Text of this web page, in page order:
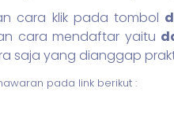
cara klik pada tombol
cara mendaftar yaitu
saja yang dianggap
pada link berikut :